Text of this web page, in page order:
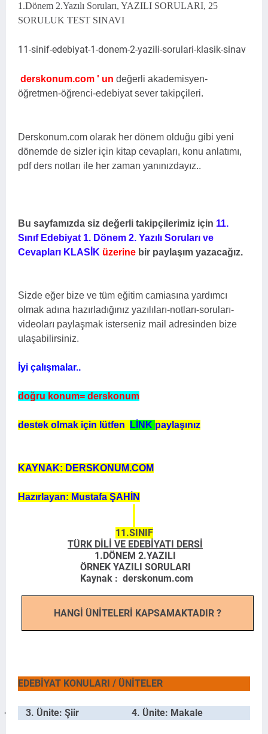
1.Dönem 2.Yazılı Soruları, YAZILI SORULARI, 25
SORULUK TEST SINAVI
11-sinif-edebiyat-1-donem-2-yazili-sorulari-klasik-sinav
derskonum.com ' un değerli akademisyen-
öğretmen-öğrenci-edebiyat sever takipçileri.
Derskonum.com olarak her dönem olduğu gibi yeni
dönemde de sizler için kitap cevapları, konu anlatımı,
pdf ders notları ile her zaman yanınızdayız..
Bu sayfamızda siz değerli takipçilerimiz için 11.
Sınıf Edebiyat 1. Dönem 2. Yazılı Soruları ve
Cevapları KLASİK üzerine bir paylaşım yazacağız.
Sizde eğer bize ve tüm eğitim camiasına yardımcı
olmak adına hazırladığınız yazılıları-notları-soruları-
videoları paylaşmak isterseniz mail adresinden bize
ulaşabilirsiniz.
İyi çalışmalar..
doğru konum= derskonum
destek olmak için lütfen LİNK paylaşınız
KAYNAK: DERSKONUM.COM
Hazırlayan: Mustafa ŞAHİN
11.SINIF
TÜRK DİLİ VE EDEBİYATI DERSİ
1.DÖNEM 2.YAZILI
ÖRNEK YAZILI SORULARI
Kaynak : derskonum.com
HANGİ ÜNİTELERİ KAPSAMAKTADIR ?
EDEBİYAT KONULARI / ÜNİTELER
· 3. Ünite: Şiir 4. Ünite: Makale